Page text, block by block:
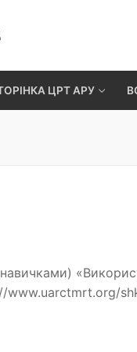
ЦРТ АРУ
www.uarctmrt.org/